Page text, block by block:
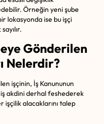
Örneğin yeni şube
lokasyonda ise bu işçi
Gönderilen
Nelerdir?
işçinin, İş Kanununun
akdini derhal feshederek
işçilik alacaklarını talep